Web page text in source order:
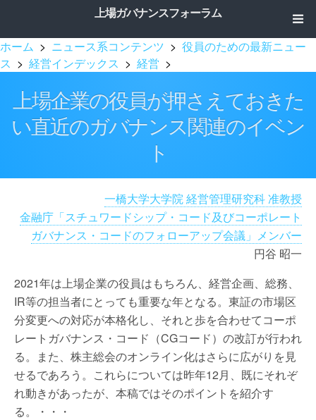
上場ガバナンスフォーラム
ホーム > ニュース系コンテンツ > 役員のための最新ニュー
ス > 経営インデックス > 経営 >
上場企業の役員が押さえておきた
い直近のガバナンス関連のイベン
ト
一橋大学大学院 経営管理研究科 准教授
金融庁「スチュワードシップ・コード及びコーポレート
ガバナンス・コードのフォローアップ会議」メンバー
円谷 昭一
2021年は上場企業の役員はもちろん、経営企画、総務、
IR等の担当者にとっても重要な年となる。東証の市場区
分変更への対応が本格化し、それと歩を合わせてコーポ
レートガバナンス・コード（CGコード）の改訂が行われ
る。また、株主総会のオンライン化はさらに広がりを見
せるであろう。これらについては昨年12月、既にそれぞ
れ動きがあったが、本稿ではそのポイントを紹介す
る。・・・